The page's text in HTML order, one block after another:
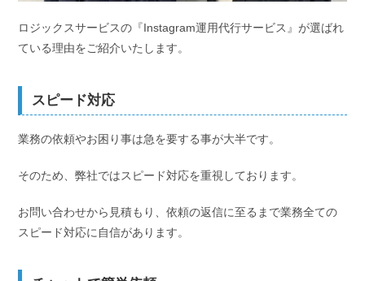
ロジックスサービスの『Instagram運用代行サービス』が選ばれ
ている理由をご紹介いたします。
スピード対応
業務の依頼やお困り事は急を要する事が大半です。
そのため、弊社ではスピード対応を重視しております。
お問い合わせから見積もり、依頼の返信に至るまで業務全ての
スピード対応に自信があります。